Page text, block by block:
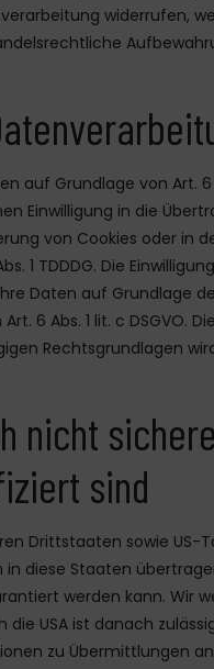
widerrufen,
Grundlage von Art. 6
Einwilligung in die
von Cookies oder
TDDDG. Die
auf Grundlage
6 Abs. 1 lit. c DSGVO.
Rechtsgrundlagen
nicht
sind
Drittstaaten sowie US-
diese Staaten
werden kann. Wir
USA ist danach
zu Übermittlungen